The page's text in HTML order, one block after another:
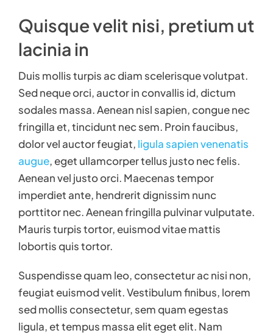
Quisque velit nisi, pretium ut
lacinia in
Duis mollis turpis ac diam scelerisque volutpat.
Sed neque orci, auctor in convallis id, dictum
sodales massa. Aenean nisl sapien, congue nec
fringilla et, tincidunt nec sem. Proin faucibus,
dolor vel auctor feugiat, ligula sapien venenatis
augue, eget ullamcorper tellus justo nec felis.
Aenean vel justo orci. Maecenas tempor
imperdiet ante, hendrerit dignissim nunc
porttitor nec. Aenean fringilla pulvinar vulputate.
Mauris turpis tortor, euismod vitae mattis
lobortis quis tortor.
Suspendisse quam leo, consectetur ac nisi non,
feugiat euismod velit. Vestibulum finibus, lorem
sed mollis consectetur, sem quam egestas
ligula, et tempus massa elit eget elit. Nam